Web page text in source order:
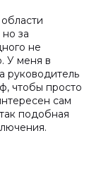
за
не
У меня в
руководитель
чтобы просто
сам
подобная